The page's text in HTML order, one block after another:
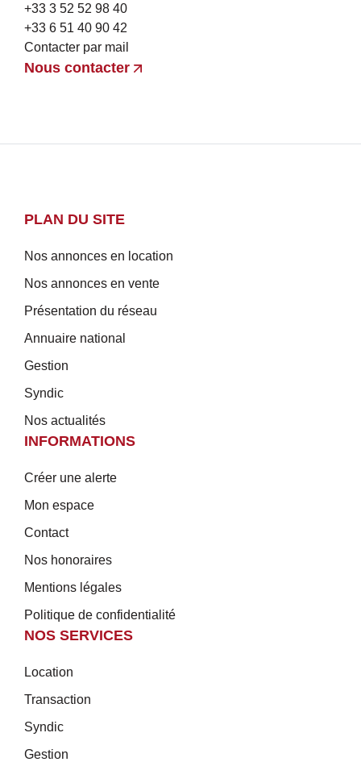
+33 3 52 52 98 40
+33 6 51 40 90 42
Contacter par mail
Nous contacter
PLAN DU SITE
Nos annonces en location
Nos annonces en vente
Présentation du réseau
Annuaire national
Gestion
Syndic
Nos actualités
INFORMATIONS
Créer une alerte
Mon espace
Contact
Nos honoraires
Mentions légales
Politique de confidentialité
NOS SERVICES
Location
Transaction
Syndic
Gestion